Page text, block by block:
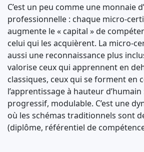
C’est un peu comme une monnaie
professionnelle : chaque micro-
augmente le « capital » de
celui qui les acquièrent. La micro-
aussi une reconnaissance plus
valorise ceux qui apprennent en
classiques, ceux qui se forment en
l’apprentissage à hauteur
progressif, modulable. C’est une
où les schémas traditionnels sont
(diplôme, référentiel de